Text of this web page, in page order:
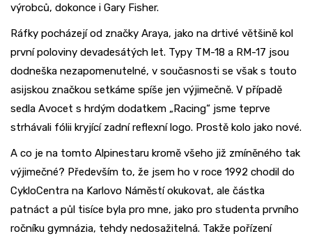
výrobců, dokonce i Gary Fisher.
Ráfky pocházejí od značky Araya, jako na drtivé většině kol
první poloviny devadesátých let. Typy TM-18 a RM-17 jsou
dodneška nezapomenutelné, v současnosti se však s touto
asijskou značkou setkáme spíše jen výjimečně. V případě
sedla Avocet s hrdým dodatkem „Racing“ jsme teprve
strhávali fólii kryjící zadní reflexní logo. Prostě kolo jako nové.
A co je na tomto Alpinestaru kromě všeho již zmíněného tak
výjimečné? Především to, že jsem ho v roce 1992 chodil do
CykloCentra na Karlovo Náměstí okukovat, ale částka
patnáct a půl tisíce byla pro mne, jako pro studenta prvního
ročníku gymnázia, tehdy nedosažitelná. Takže pořízení